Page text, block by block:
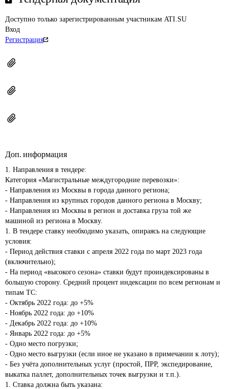
Доступно только зарегистрированным участникам ATI.SU
Вход
Регистрация
Доп. информация
1. Направления в тендере:
Категория «Магистральные междугородние перевозки»:
- Направления из Москвы в города данного региона;
- Направления из крупных городов данного региона в Москву;
- Направления из Москвы в регион и доставка груза той же
машиной из региона в Москву.
1. В тендере ставку необходимо указать, опираясь на следующие
условия:
- Период действия ставки с апреля 2022 года по март 2023 года
(включительно);
- На период «высокого сезона» ставки будут проиндексированы в
большую сторону. Средний процент индексации по всем регионам и
типам ТС:
- Октябрь 2022 года: до +5%
- Ноябрь 2022 года: до +10%
- Декабрь 2022 года: до +10%
- Январь 2022 года: до +5%
- Одно место погрузки;
- Одно место выгрузки (если иное не указано в примечании к лоту);
- Без учёта дополнительных услуг (простой, ПРР, экспедирование,
выкатка паллет, дополнительных точек выгрузки и т.п.).
1. Ставка должна быть указана: